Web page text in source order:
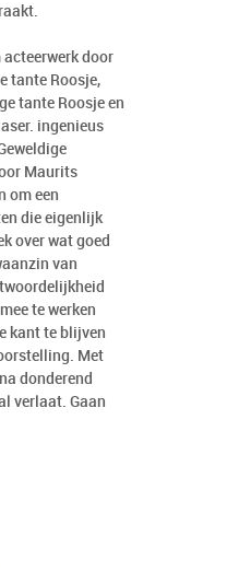
acteerwerk door
tante Roosje,
tante Roosje en
ingenieus
Maurits
om een
die eigenlijk
over wat goed
van
te werken
kant te blijven
Met
donderend
verlaat. Gaan